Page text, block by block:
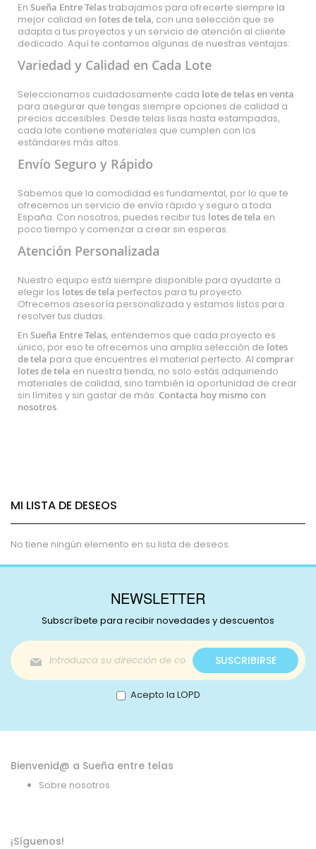
En Sueña Entre Telastrabajamos para ofrecerte siempre la
mejor calidad en lotes de tela, con una selección que se
adapta a tus proyectos y un servicio de atención al cliente
dedicado. Aquí te contamos algunas de nuestras ventajas:
Variedad y Calidad en Cada Lote
Seleccionamos cuidadosamente cada lote de telas en venta
para asegurar que tengas siempre opciones de calidad a
precios accesibles. Desde telas lisas hasta estampadas,
cada lote contiene materiales que cumplen con los
estándares más altos.
Envío Seguro y Rápido
Sabemos que la comodidad es fundamental, por lo que te
ofrecemos un servicio de envío rápido y seguro a toda
España. Con nosotros, puedes recibir tus lotes de tela en
poco tiempo y comenzar a crear sin esperas.
Atención Personalizada
Nuestro equipo está siempre disponible para ayudarte a
elegir los lotes de tela perfectos para tu proyecto.
Ofrecemos asesoría personalizada y estamos listos para
resolver tus dudas.
En Sueña Entre Telas, entendemos que cada proyecto es
único, por eso te ofrecemos una amplia selección de lotes
de tela para que encuentres el material perfecto. Al comprar
lotes de tela en nuestra tienda, no solo estás adquiriendo
materiales de calidad, sino también la oportunidad de crear
sin límites y sin gastar de más. Contacta hoy mismo con
nosotros.
MI LISTA DE DESEOS
No tiene ningún elemento en su lista de deseos.
NEWSLETTER
Subscríbete para recibir novedades y descuentos
Inscríbase
a
nuestro
boletín
de
SUSCRIBIRSE
Acepto la LOPD
Bienvenid@ a Sueña entre telas
Sobre nosotros
¡Síguenos!